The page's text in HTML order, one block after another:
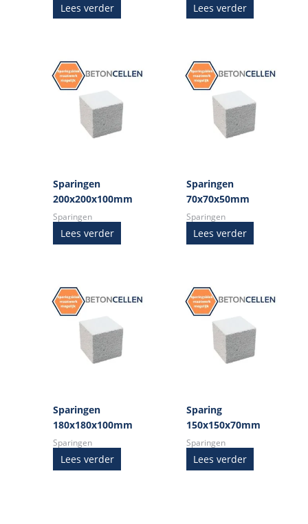
Lees verder Lees verder
Sparingen
200x200x100mm
Sparingen
Lees verder
Sparingen
70x70x50mm
Sparingen
Lees verder
Sparingen
180x180x100mm
Sparingen
Lees verder
Sparing
150x150x70mm
Sparingen
Lees verder